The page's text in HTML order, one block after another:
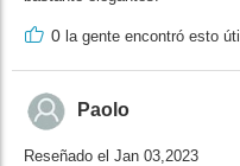
0 la gente encontró esto útil
Paolo
Reseñado el Jan 03,2023